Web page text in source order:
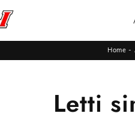
Home -
Letti